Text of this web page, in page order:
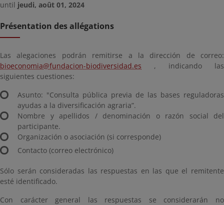
until jeudi, août 01, 2024
Présentation des allégations
Las alegaciones podrán remitirse a la dirección de correo:
bioeconomia@fundacion-biodiversidad.es , indicando las
siguientes cuestiones:
Asunto: "Consulta pública previa de las bases reguladoras
ayudas a la diversificación agraria”.
Nombre y apellidos / denominación o razón social del
participante.
Organización o asociación (si corresponde)
Contacto (correo electrónico)
Sólo serán consideradas las respuestas en las que el remitente
esté identificado.
Con carácter general las respuestas se considerarán no